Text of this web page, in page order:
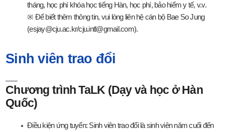
tháng, học phí khóa học tiếng Hàn, học phí, bảo hiểm y tế, v.v.
※ Để biết thêm thông tin, vui lòng liên hệ cán bộ Bae So Jung
(esjay@cju.ac.kr/cju.intl@gmail.com).
Sinh viên trao đổi
Chương trình TaLK (Dạy và học ở Hàn
Quốc)
Điều kiện ứng tuyển: Sinh viên trao đổi là sinh viên năm cuối đến